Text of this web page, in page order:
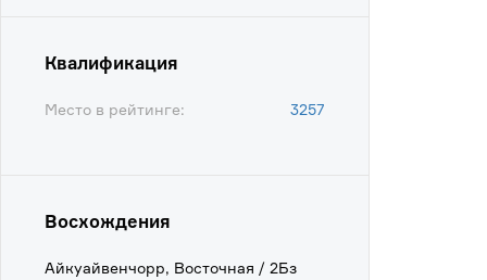
Квалификация
Место в рейтинге: 3257
Восхождения
Айкуайвенчорр, Восточная / 2Бз